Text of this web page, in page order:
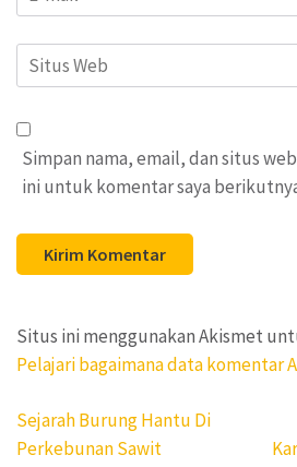
Situs
Web
Simpan nama, email, dan situs
ini untuk komentar saya
Situs ini menggunakan Akismet
Pelajari bagaimana data komentar
Navigasi
pos
Sejarah Burung Hantu Di
Perkebunan Sawit